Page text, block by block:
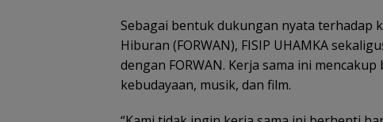
Sebagai bentuk dukungan nyata terhadap
Hiburan (FORWAN), FISIP UHAMKA
dengan FORWAN. Kerja sama ini
kebudayaan, musik, dan film.